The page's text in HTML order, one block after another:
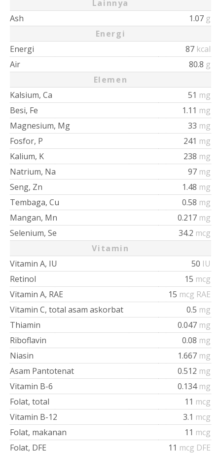
Lainnya
Ash
1.07 g
Energi
Energi
87 kcal
Air
80.8 g
Elemen
Kalsium, Ca
51 mg
Besi, Fe
1.11 mg
Magnesium, Mg
33 mg
Fosfor, P
241 mg
Kalium, K
238 mg
Natrium, Na
97 mg
Seng, Zn
1.48 mg
Tembaga, Cu
0.58 mg
Mangan, Mn
0.217 mg
Selenium, Se
34.2 mcg
Vitamin
Vitamin A, IU
50 IU
Retinol
15 mcg
Vitamin A, RAE
15 mcg RAE
Vitamin C, total asam askorbat
0.5 mg
Thiamin
0.047 mg
Riboflavin
0.08 mg
Niasin
1.667 mg
Asam Pantotenat
0.512 mg
Vitamin B-6
0.134 mg
Folat, total
11 mcg
Vitamin B-12
3.1 mcg
Folat, makanan
11 mcg
Folat, DFE
11 mcg DFE